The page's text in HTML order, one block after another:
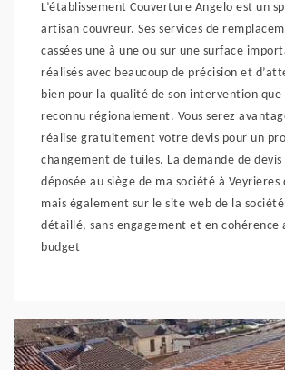
L’établissement Couverture Angelo est un
artisan couvreur. Ses services de
cassées une à une ou sur une surface
réalisés avec beaucoup de précision et
bien pour la qualité de son intervention
reconnu régionalement. Vous serez
réalise gratuitement votre devis pour un
changement de tuiles. La demande de
déposée au siège de ma société à Veyrieres
mais également sur le site web de la
détaillé, sans engagement et en cohérence
budget